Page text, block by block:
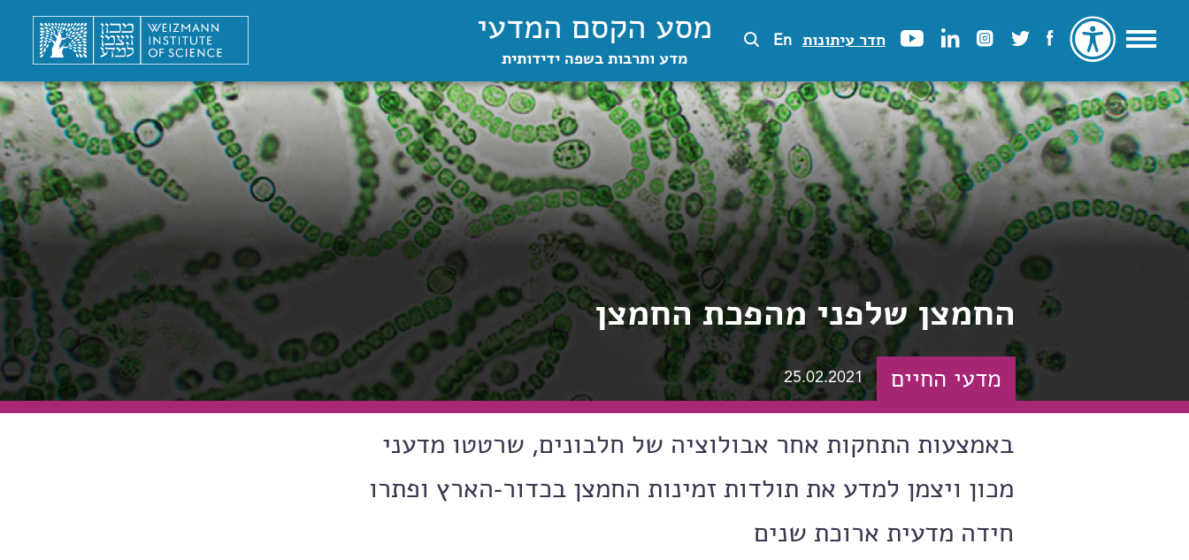
חדר עיתונות En מסע הקסם המדעי
מדע ותרבות בשפה ידידותית
החמצן שלפני מהפכת החמצן
מדעי החיים 25.02.2021
באמצעות התחקות אחר אבולוציה של חלבונים, שרטטו מדעני
מכון ויצמן למדע את תולדות זמינות החמצן בכדור-הארץ ופתרו
חידה מדעית ארוכת שנים